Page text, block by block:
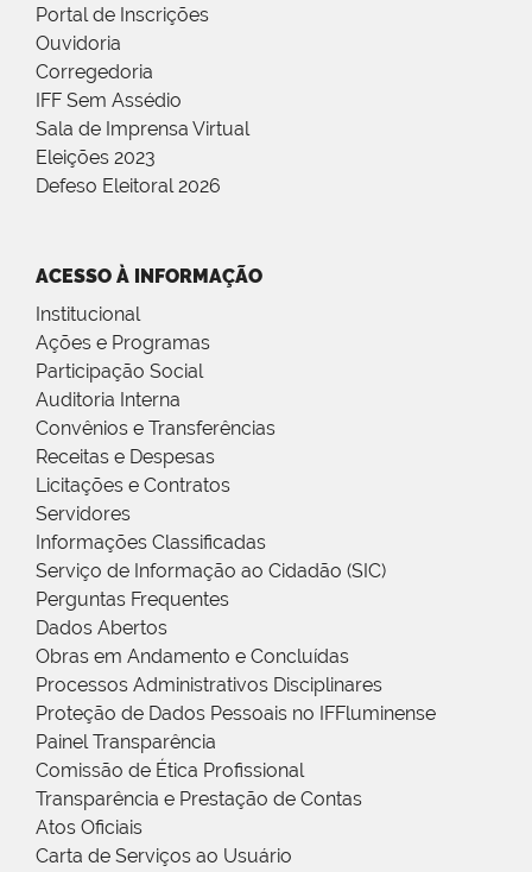
Portal de Inscrições
Ouvidoria
Corregedoria
IFF Sem Assédio
Sala de Imprensa Virtual
Eleições 2023
Defeso Eleitoral 2026
ACESSO À INFORMAÇÃO
Institucional
Ações e Programas
Participação Social
Auditoria Interna
Convênios e Transferências
Receitas e Despesas
Licitações e Contratos
Servidores
Informações Classificadas
Serviço de Informação ao Cidadão (SIC)
Perguntas Frequentes
Dados Abertos
Obras em Andamento e Concluídas
Processos Administrativos Disciplinares
Proteção de Dados Pessoais no IFFluminense
Painel Transparência
Comissão de Ética Profissional
Transparência e Prestação de Contas
Atos Oficiais
Carta de Serviços ao Usuário